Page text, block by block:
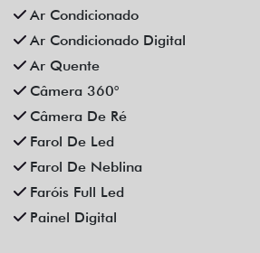
Ar Condicionado
Ar Condicionado Digital
Ar Quente
Câmera 360°
Câmera De Ré
Farol De Led
Farol De Neblina
Faróis Full Led
Painel Digital